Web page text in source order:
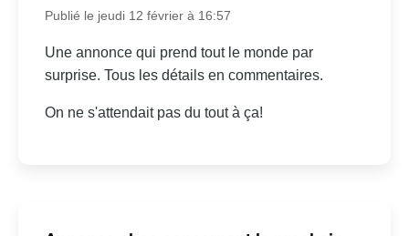
Publié le jeudi 12 février à 16:57
Une annonce qui prend tout le monde par
surprise. Tous les détails en commentaires.
On ne s'attendait pas du tout à ça!